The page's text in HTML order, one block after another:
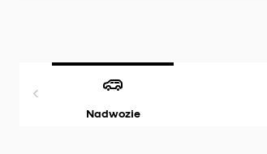
Nadwozie